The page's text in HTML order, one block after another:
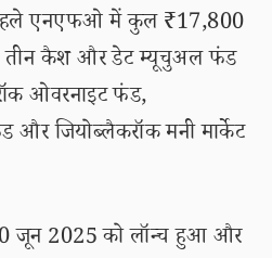
एनएफओ में कुल ₹17,800
तीन कैश और डेट म्यूचुअल फंड
ओवरनाइट फंड,
और जियोब्लैकरॉक मनी मार्केट
जून 2025 को लॉन्च हुआ और